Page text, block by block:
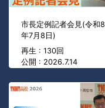
市長定例記者会見(令和8
年7月8日)
再生 : 130回
公開 : 2026.7.14